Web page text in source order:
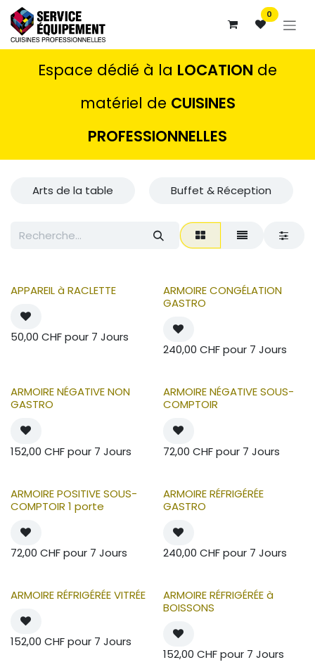
Se rendre au contenu 0
Espace dédié à la LOCATION de
matériel de CUISINES
PROFESSIONNELLES
Arts de la table Buffet & Réception
APPAREIL à RACLETTE
50,00 CHFpour 7 Jours
ARMOIRE CONGÉLATION
GASTRO
240,00 CHFpour 7 Jours
ARMOIRE NÉGATIVE NON
GASTRO
152,00 CHFpour 7 Jours
ARMOIRE NÉGATIVE SOUS-
COMPTOIR
72,00 CHFpour 7 Jours
ARMOIRE POSITIVE SOUS-
COMPTOIR 1 porte
72,00 CHFpour 7 Jours
ARMOIRE RÉFRIGÉRÉE
GASTRO
240,00 CHFpour 7 Jours
ARMOIRE RÉFRIGÉRÉE VITRÉE
152,00 CHFpour 7 Jours
ARMOIRE RÉFRIGÉRÉE à
BOISSONS
152,00 CHFpour 7 Jours